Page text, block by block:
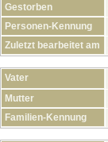
Gestorben
Personen-Kennung
Zuletzt bearbeitet am
Vater
Mutter
Familien-Kennung